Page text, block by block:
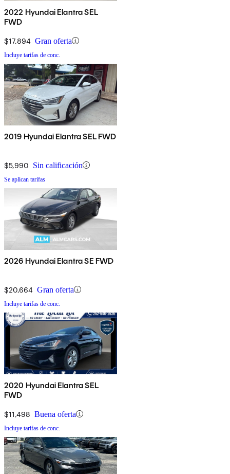
2022 Hyundai Elantra SEL
FWD
$17,894 Gran oferta
Incluye tarifas de conc.
2019 Hyundai Elantra SEL FWD
$5,990 Sin calificación
Se aplican tarifas
2026 Hyundai Elantra SE FWD
$20,664 Gran oferta
Incluye tarifas de conc.
2020 Hyundai Elantra SEL
FWD
$11,498 Buena oferta
Incluye tarifas de conc.